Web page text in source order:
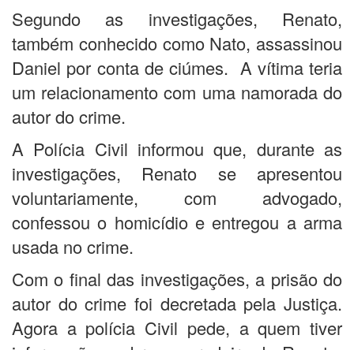
Segundo as investigações, Renato,
também conhecido como Nato, assassinou
Daniel por conta de ciúmes. A vítima teria
um relacionamento com uma namorada do
autor do crime.
A Polícia Civil informou que, durante as
investigações, Renato se apresentou
voluntariamente, com advogado,
confessou o homicídio e entregou a arma
usada no crime.
Com o final das investigações, a prisão do
autor do crime foi decretada pela Justiça.
Agora a polícia Civil pede, a quem tiver